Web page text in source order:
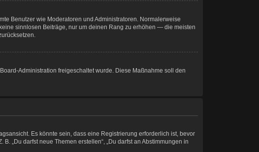
Benutzer wie Moderatoren und Administratoren. Normalerweise
sinnlosen Beiträge, nur um deinen Rang zu erhöhen — die meisten
Administration freigeschaltet wurde. Diese Maßnahme soll den
Es könnte sein, dass eine Registrierung erforderlich ist, bevor
„Du darfst neue Themen erstellen“, „Du darfst an Abstimmungen in